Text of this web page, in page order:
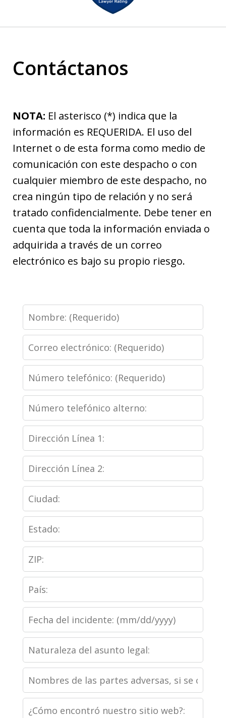
Contáctanos
NOTA: El asterisco (*) indica que la
información es REQUERIDA. El uso del
Internet o de esta forma como medio de
comunicación con este despacho o con
cualquier miembro de este despacho, no
crea ningún tipo de relación y no será
tratado confidencialmente. Debe tener en
cuenta que toda la información enviada o
adquirida a través de un correo
electrónico es bajo su propio riesgo.
Nombre
Correo
electrónico
Número
telefónico
Número
telefónico
alterno
Dirección
Línea
Dirección
Línea
Ciudad
Estado
ZIP
País
Fecha
del
incidente
Naturaleza
del
asunto
legal
Nombres
de
las
¿Cómo